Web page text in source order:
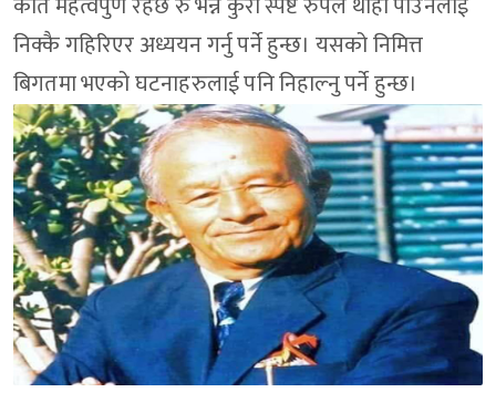
निक्कै गहिरिएर अध्ययन गर्नु पर्ने हुन्छ। यसको निमित्त
बिगतमा भएको घटनाहरुलाई पनि निहाल्नु पर्ने हुन्छ।